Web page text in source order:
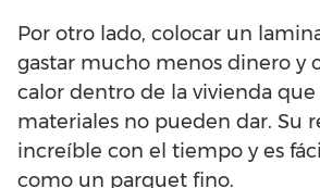
Por otro lado, colocar un
gastar mucho menos dinero y
calor dentro de la vivienda que
materiales no pueden dar. Su
increíble con el tiempo y es
como un parquet fino.